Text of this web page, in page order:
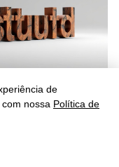
de
nossa Política de
Uso da Palavra